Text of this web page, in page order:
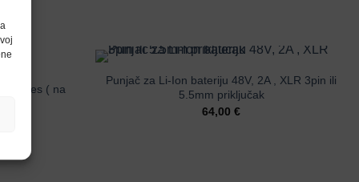
( na
Punjač za Li-Ion bateriju 48V, 2A , XLR 3pin ili
5.5mm priključak
64,00€